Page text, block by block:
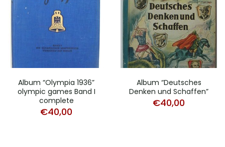
Album “Olympia 1936”
olympic games Band I
complete
€40,00
Album “Deutsches
Denken und Schaffen”
€40,00